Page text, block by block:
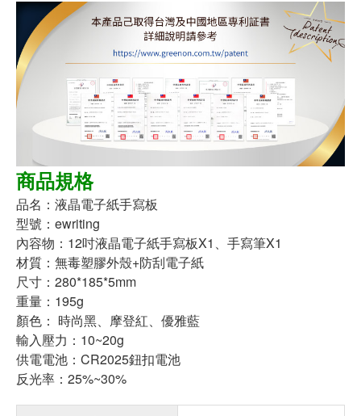
商品規格
品名：液晶電子紙手寫板
型號：ewriting
內容物：12吋液晶電子紙手寫板X1、手寫筆X1
材質：無毒塑膠外殼+防刮電子紙
尺寸：280*185*5mm
重量：195g
顏色： 時尚黑、摩登紅、優雅藍
輸入壓力：10~20g
供電電池：CR2025鈕扣電池
反光率：25%~30%